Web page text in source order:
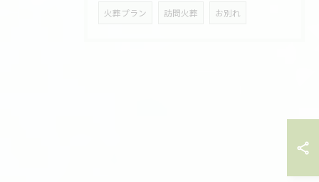
火葬プラン 訪問火葬 お別れ